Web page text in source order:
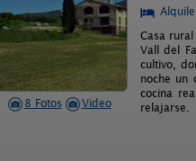
8 Fotos Video
Casa
Vall del
cultivo,
noche un
cocina
relajarse.